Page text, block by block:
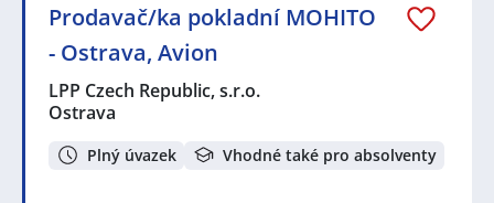
Prodavač/ka pokladní MOHITO
- Ostrava, Avion
LPP Czech Republic, s.r.o.
Ostrava
Plný úvazek Vhodné také pro absolventy